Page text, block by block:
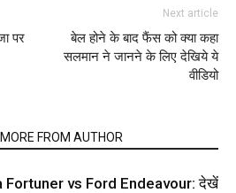
पर
Next article
बेल होने के बाद फैंस को क्या कहा
सलमान ने जानने के लिए देखिये ये
वीडियो
MORE FROM AUTHOR
Fortuner vs Ford Endeavour: देखें